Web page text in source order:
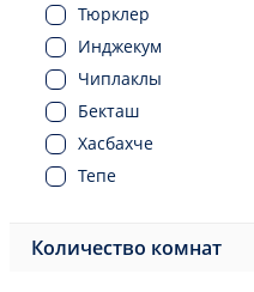
Тюрклер
Инджекум
Чиплаклы
Бекташ
Хасбахче
Тепе
Авсаллар
Количество комнат